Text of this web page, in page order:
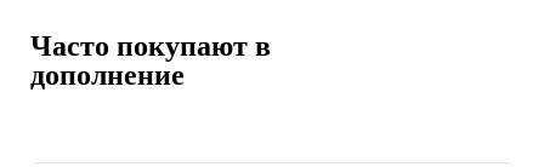
Часто покупают в
дополнение